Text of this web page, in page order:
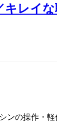
レイな
ンの操作・